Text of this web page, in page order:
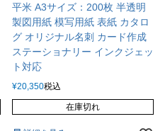
平米 A3サイズ：200枚 半透明
製図用紙 模写用紙 表紙 カタロ
グ オリジナル名刺 カード作成
ステーショナリー インクジェッ
ト対応
¥20,350税込
在庫切れ